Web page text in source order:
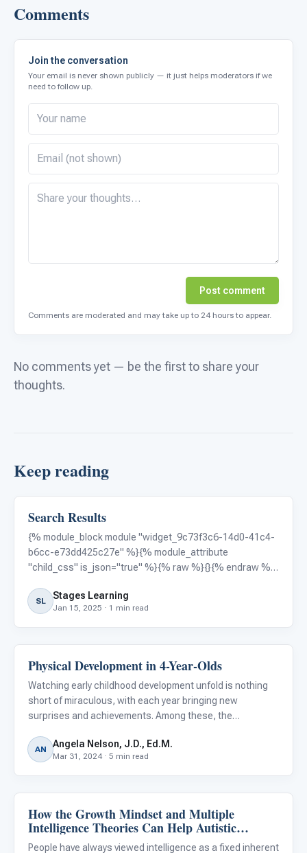
Comments
Join the conversation
Your email is never shown publicly — it just helps moderators if we
need to follow up.
Post comment
Comments are moderated and may take up to 24 hours to appear.
No comments yet — be the first to share your
thoughts.
Keep reading
Autism Resources
Search Results
{% module_block module "widget_9c73f3c6-14d0-41c4-
b6cc-e73dd425c27e" %}{% module_attribute
"child_css" is_json="true" %}{% raw %}{}{% endraw %}
is_json="true" %}{% raw %}{}{% endraw %}{%
end_module_attribute %}{% module_attribute
SL Stages Learning
Jan 15, 2025 · 1 min read
Autism Resources
Physical Development in 4-Year-Olds
Watching early childhood development unfold is nothing
short of miraculous, with each year bringing new
surprises and achievements. Among these, the
particularly fascinating. This period is a pivotal chapter in
a child's physical
AN Angela Nelson, J.D., Ed.M.
Mar 31, 2024 · 5 min read
Autism Resources
How the Growth Mindset and Multiple
Intelligence Theories Can Help Autistic
Students Grow
People have always viewed intelligence as a fixed inherent